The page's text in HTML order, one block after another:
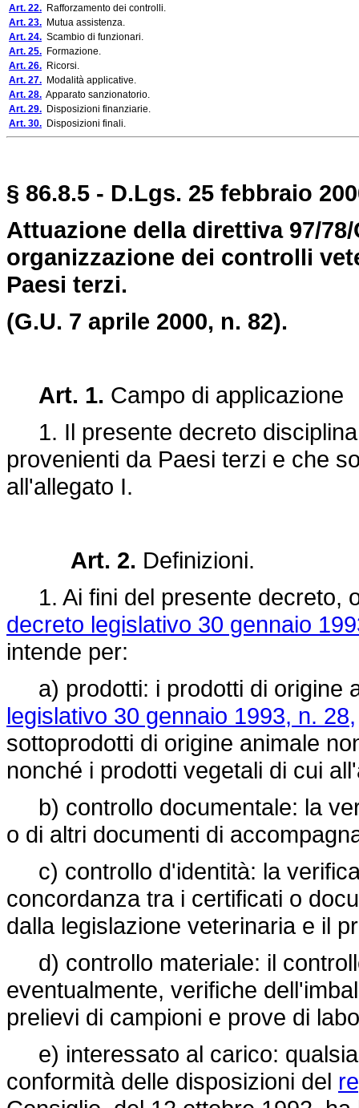
Art. 22. Rafforzamento dei controlli.
Art. 23. Mutua assistenza.
Art. 24. Scambio di funzionari.
Art. 25. Formazione.
Art. 26. Ricorsi.
Art. 27. Modalità applicative.
Art. 28. Apparato sanzionatorio.
Art. 29. Disposizioni finanziarie.
Art. 30. Disposizioni finali.
§ 86.8.5 - D.Lgs. 25 febbraio
Attuazione della direttiva 97/
organizzazione dei controlli
Paesi terzi.
(G.U. 7 aprile 2000, n. 82).
Art. 1. Campo di applicazione
1. Il presente decreto
provenienti da Paesi terzi e che
all'allegato I.
Art. 2. Definizioni.
1. Ai fini del presente decreto,
decreto legislativo 30 gennaio
intende per:
a) prodotti: i prodotti di origine
legislativo 30 gennaio 1993, n. 28,
sottoprodotti di origine animale
nonché i prodotti vegetali di cui
b) controllo documentale: la
o di altri documenti di
c) controllo d'identità: la
concordanza tra i certificati o
dalla legislazione veterinaria e il
d) controllo materiale: il
eventualmente, verifiche
prelievi di campioni e prove di
e) interessato al carico:
conformità delle disposizioni del